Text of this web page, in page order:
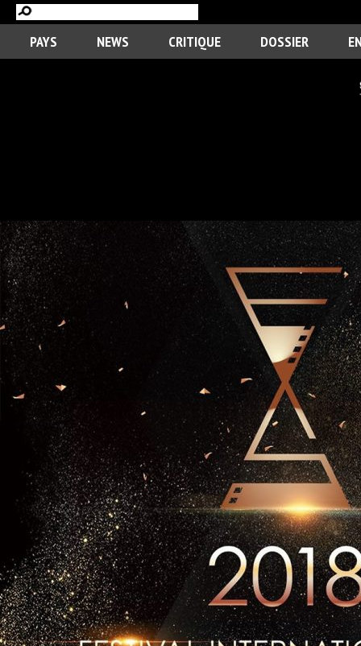
PAYS NEWS CRITIQUE DOSSIER